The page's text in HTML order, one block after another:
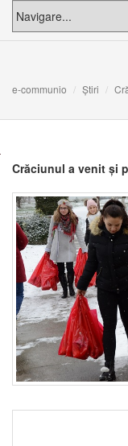
e-communio Știri
Crăciunul a venit și